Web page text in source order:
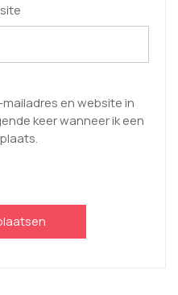
en website in
keer wanneer ik een